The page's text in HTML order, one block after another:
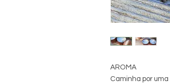
AROMA
Caminha por